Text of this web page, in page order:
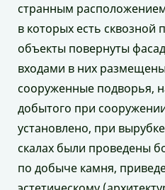
странным
в которых есть сквозной
объекты повернуты
входами в них
сооруженные подворья,
добытого при
установлено, при
скалах были проведены
по добыче камня,